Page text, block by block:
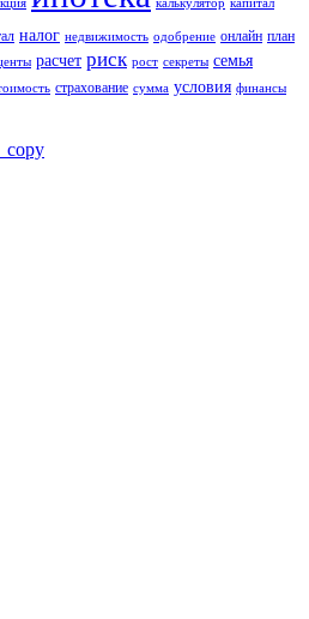
калькулятор капитал
налог недвижимость одобрение онлайн план
расчет риск рост секреты семья
страхование сумма условия финансы